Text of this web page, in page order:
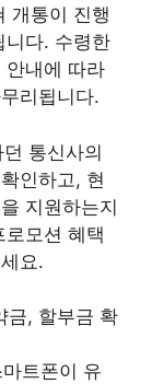
개통이 진행
니다. 수령한
안내에 따라
리됩니다.
통신사의
인하고, 현
지원하는지
모션 혜택
요.
금, 할부금 확
트폰이 유